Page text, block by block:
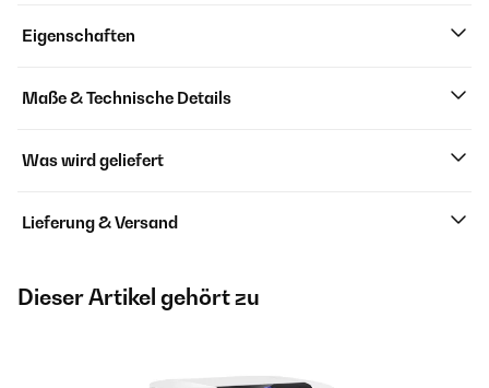
Eigenschaften
Maße & Technische Details
Was wird geliefert
Lieferung & Versand
Dieser Artikel gehört zu